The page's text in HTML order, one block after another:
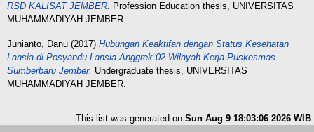
RSD KALISAT JEMBER. Profession Education thesis, UNIVERSITAS
MUHAMMADIYAH JEMBER.
Junianto, Danu (2017) Hubungan Keaktifan dengan Status Kesehatan
Lansia di Posyandu Lansia Anggrek 02 Wilayah Kerja Puskesmas
Sumberbaru Jember. Undergraduate thesis, UNIVERSITAS
MUHAMMADIYAH JEMBER.
This list was generated on Sun Aug 9 18:03:06 2026 WIB.